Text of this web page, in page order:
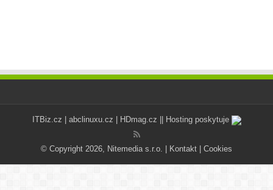
ITBiz.cz abclinuxu.cz HDmag.cz || Hosting poskytuje
© Copyright 2026, Nitemedia s.r.o. | Kontakt Cookies